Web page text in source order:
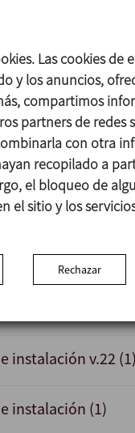
A DN 25 - DN 100
serie 2)
1’’ - OD 4’’
tubo OD)
(4)
instalación v.22 (1)
instalación (1)
Las cookies de
y los anuncios,
compartimos
partners de redes
con otra
recopilado a
el bloqueo de
el sitio y los
Rechazar